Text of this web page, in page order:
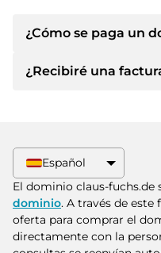
¿Cómo se paga un
Tras llegar a un
Paypal u otros
Indique siempre el
número de factura al
¿Recibiré una
superiores, también
compra adicional si lo
Español
El dominio claus-fuchs.de
dominio. A través de
oferta para comprar el
directamente con la